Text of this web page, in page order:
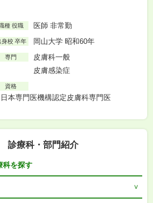
種 役職 医師 非常勤
身校 卒年 岡山大学 昭和60年
専門
皮膚科一般
皮膚感染症
資格
日本専門医機構認定皮膚科専門医
診療科・部門紹介
科を探す